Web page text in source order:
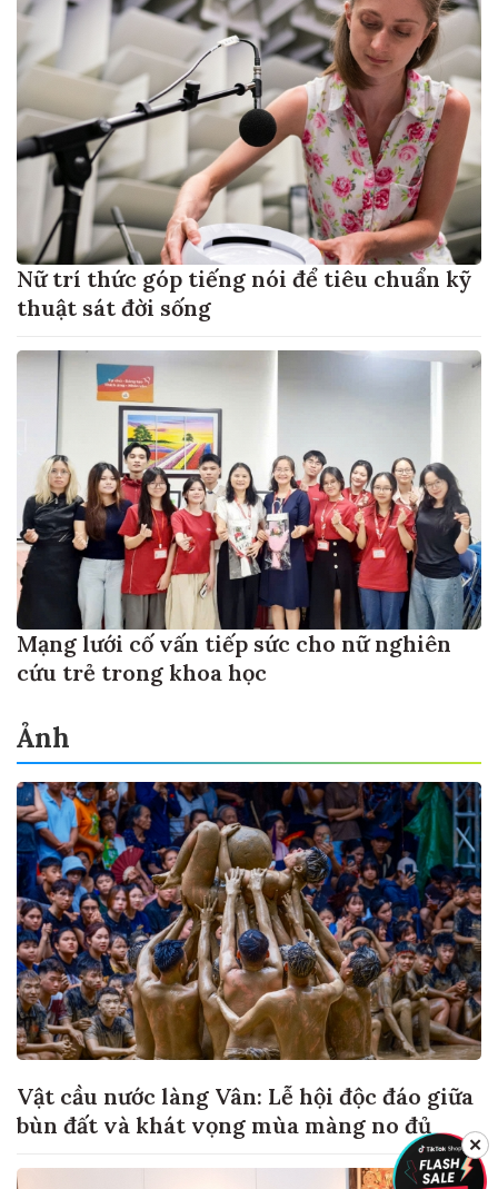
Nữ trí thức góp tiếng nói để tiêu chuẩn kỹ
thuật sát đời sống
Mạng lưới cố vấn tiếp sức cho nữ nghiên
cứu trẻ trong khoa học
Ảnh
Vật cầu nước làng Vân: Lễ hội độc đáo giữa
bùn đất và khát vọng mùa màng no đủ
✕